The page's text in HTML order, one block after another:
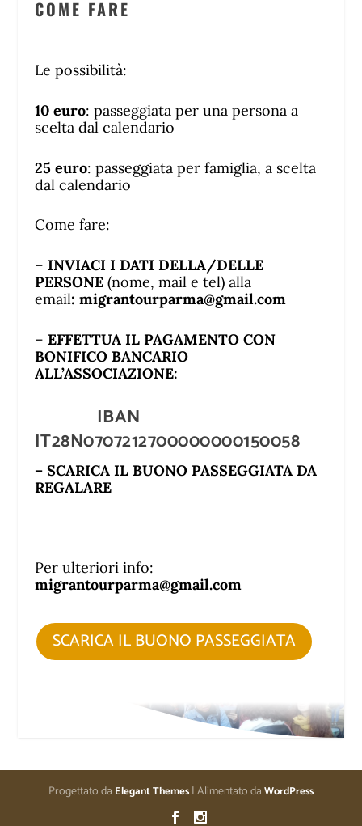
COME FARE
Le possibilità:
10 euro: passeggiata per una persona a
scelta dalcalendario
25 euro: passeggiata per famiglia, a scelta
dal calendario
Come fare:
– INVIACI I DATI DELLA/DELLE
PERSONE(nome, mail e tel) alla
email: migrantourparma@gmail.com
– EFFETTUA IL PAGAMENTO CON
BONIFICO BANCARIO
ALL’ASSOCIAZIONE:
IBAN
IT28N0707212700000000150058
– SCARICA IL BUONO PASSEGGIATA DA
REGALARE
Per ulteriori info:
migrantourparma@gmail.com
SCARICA IL BUONO PASSEGGIATA
Progettato da Elegant Themes| Alimentato daWordPress